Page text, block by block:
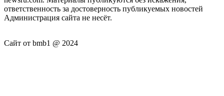
ответственность за достоверность публикуемых новостей
Администрация сайта не несёт.
Сайт от bmb1 @ 2024